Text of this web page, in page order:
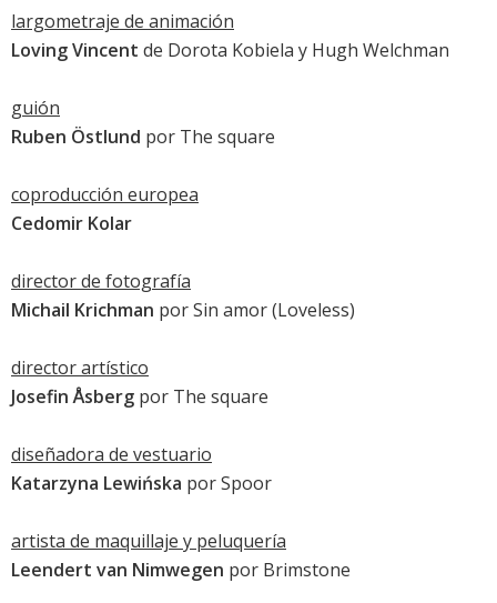
largometraje de animación
Loving Vincent de Dorota Kobiela y Hugh Welchman
guión
Ruben Östlund por The square
coproducción europea
Cedomir Kolar
director de fotografía
Michail Krichman porSin amor(Loveless)
director artístico
Josefin Åsberg por The square
diseñadora de vestuario
Katarzyna Lewińska porSpoor
artista de maquillaje y peluquería
Leendert van Nimwegen por Brimstone